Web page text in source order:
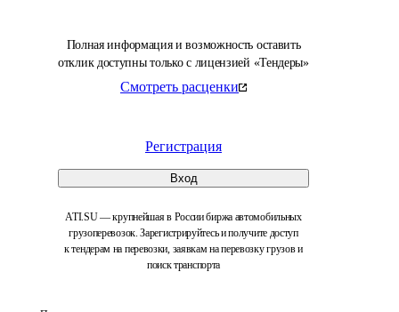
Полная информация и возможность оставить
отклик доступны только с лицензией «Тендеры»
Смотреть расценки
Регистрация
Вход
ATI.SU — крупнейшая в России биржа автомобильных
грузоперевозок. Зарегистрируйтесь и получите доступ
к тендерам на перевозки, заявкам на перевозку грузов и
поиск транспорта